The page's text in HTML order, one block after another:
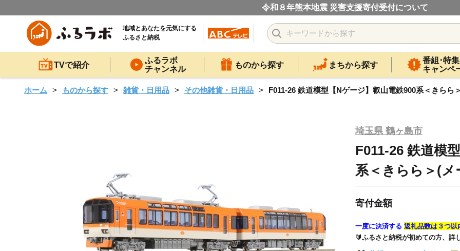
令和８年熊本地震 災害支援寄付受付について
地域とあなたを元気にする
ふるさと納税
TVで紹介
ふるラボ
チャンネル
ものから探す まちから探す
番組･特集
キャンペ
ホーム ものから探す 雑貨・日用品 その他雑貨・日用品 F011-26 鉄道模型【Nゲージ】叡山電鉄900系＜きら
埼玉県 鶴ヶ島市
F011-26 鉄道模
系＜きらら＞(
寄付金額
一度に決済する 返礼品数は３つ以
🔰ふるさと納税が初めての方、詳